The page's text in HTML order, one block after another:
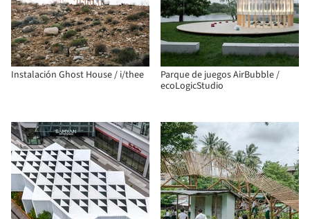
Instalación Ghost House / i/thee
Parque de juegos AirBubble /
ecoLogicStudio